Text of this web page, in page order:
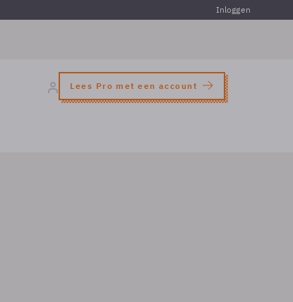
Inloggen
Lees Pro met een account